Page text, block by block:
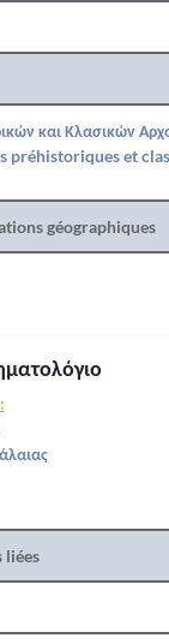
και Κλασικών
préhistoriques et
géographiques
liées